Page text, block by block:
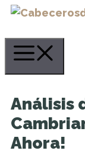
Saltar
contenido
Análisis
Ahora!